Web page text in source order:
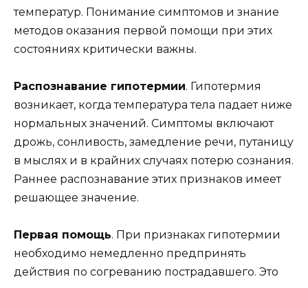
температур. Понимание симптомов и знание
методов оказания первой помощи при этих
состояниях критически важны.
Распознавание гипотермии. Гипотермия
возникает, когда температура тела падает ниже
нормальных значений. Симптомы включают
дрожь, сонливость, замедление речи, путаницу
в мыслях и в крайних случаях потерю сознания.
Раннее распознавание этих признаков имеет
решающее значение.
Первая помощь. При признаках гипотермии
необходимо немедленно предпринять
действия по согреванию пострадавшего. Это